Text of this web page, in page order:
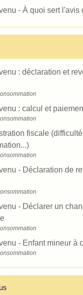
- À quoi sert l'avis
: déclaration et
: calcul et
fiscale
- Déclaration de
- Déclarer un
- Enfant mineur à